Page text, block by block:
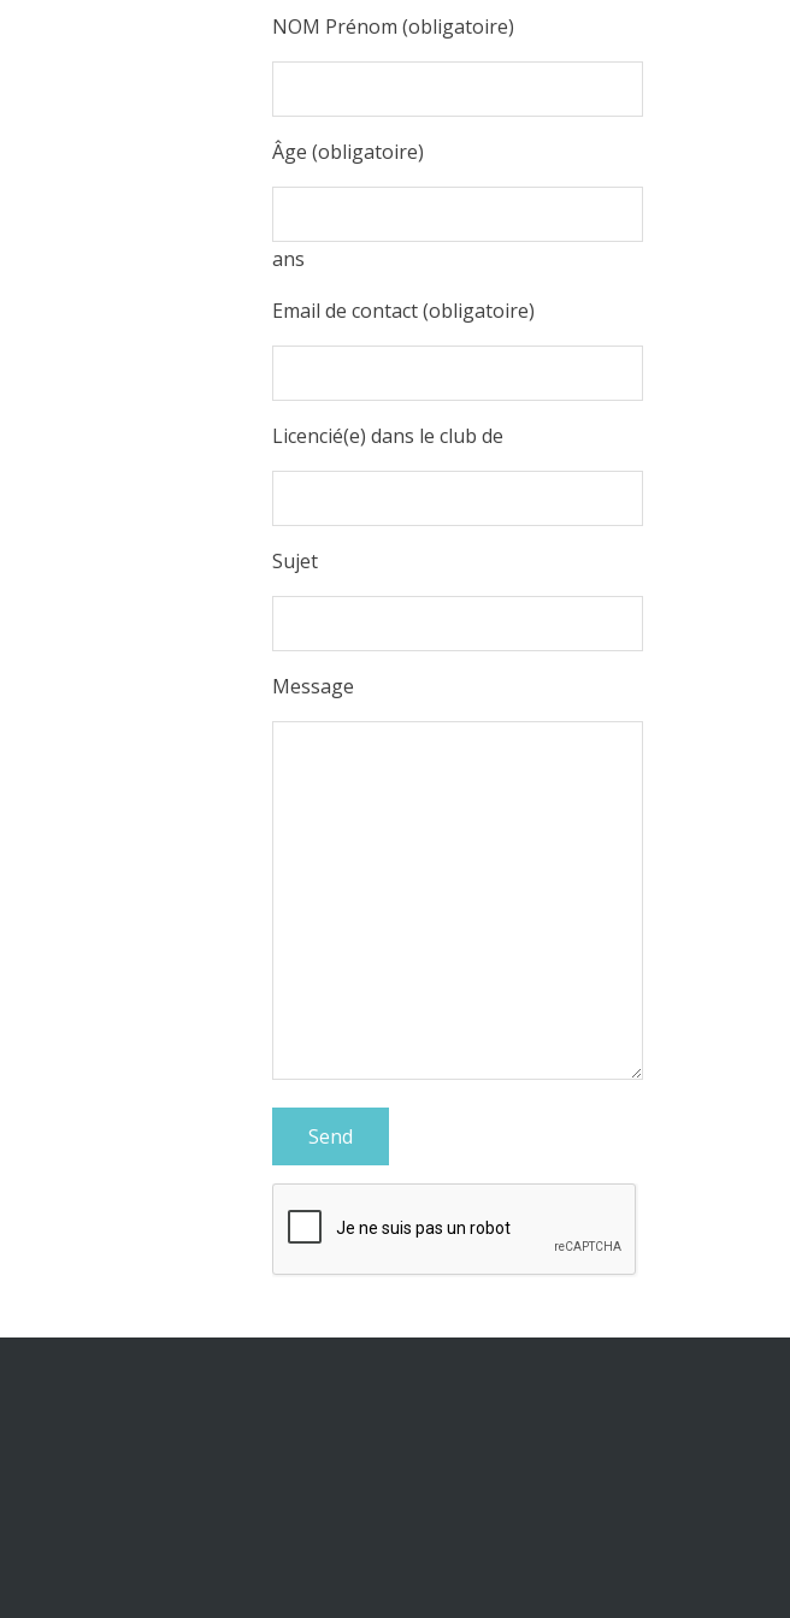
NOM Prénom (obligatoire)
Âge (obligatoire)
ans
Email de contact (obligatoire)
Licencié(e) dans le club de
Sujet
Message